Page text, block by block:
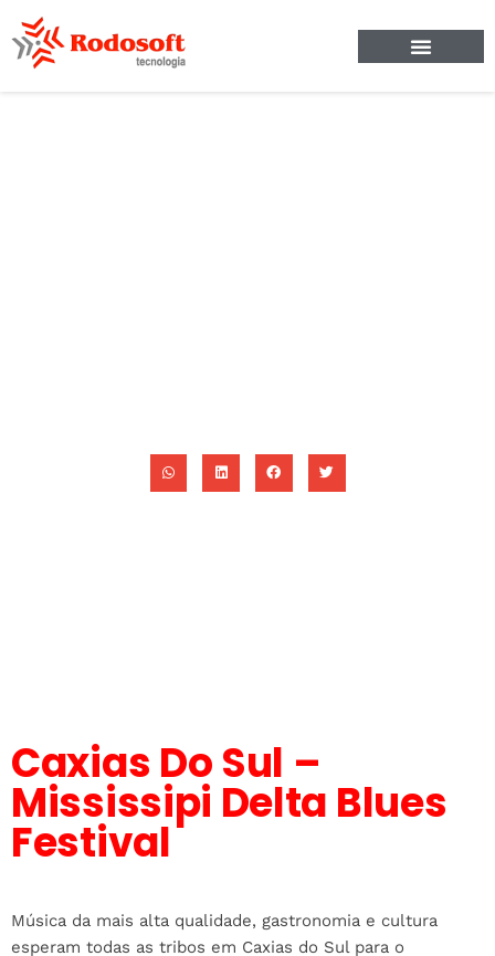
Caxias Do Sul –
Mississipi Delta Blues
Festival
Música da mais alta qualidade, gastronomia e cultura
esperam todas as tribos em Caxias do Sul para o